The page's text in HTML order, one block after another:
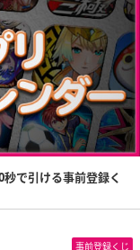
で引ける事前登録く
事前登録くじ